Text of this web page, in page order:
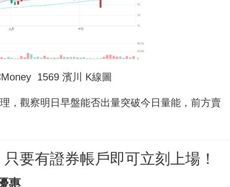
1569 濱川 K線圖
，觀察明日早盤能否出量突破今日量能，前方賣
要有證券帳戶即可立刻上場！
惠